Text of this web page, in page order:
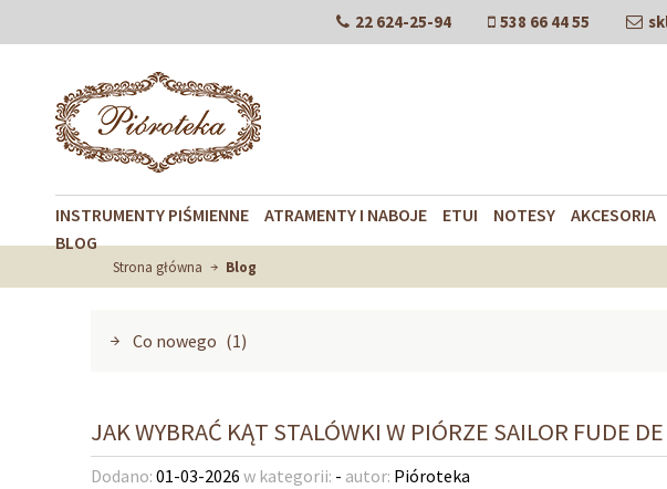
22 624-25-94 538 66 44 55
INSTRUMENTY PIŚMIENNE ATRAMENTY I NABOJE ETUI NOTESY AKCESORIA
BLOG
Strona główna Blog
Co nowego (1)
JAK WYBRAĆ KĄT STALÓWKI W PIÓRZE SAILOR FUDE
Dodano: 01-03-2026 w kategorii: - autor: Pióroteka